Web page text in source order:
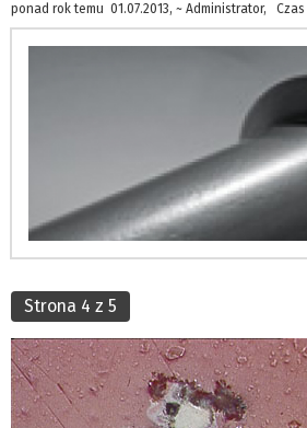
ponad rok temu 01.07.2013, ~ Administrator,
Strona 4 z 5